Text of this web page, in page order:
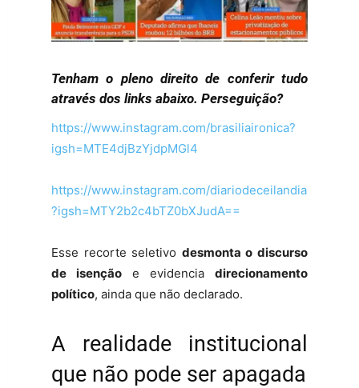
Tenham o pleno direito de conferir tudo
através dos links abaixo. Perseguição?
https://www.instagram.com/brasiliaironica?
igsh=MTE4djBzYjdpMGl4
https://www.instagram.com/diariodeceilandia
?igsh=MTY2b2c4bTZ0bXJudA==
Esse recorte seletivo desmonta o discurso
de isenção e evidencia direcionamento
político, ainda que não declarado.
A realidade institucional
que não pode ser apagada